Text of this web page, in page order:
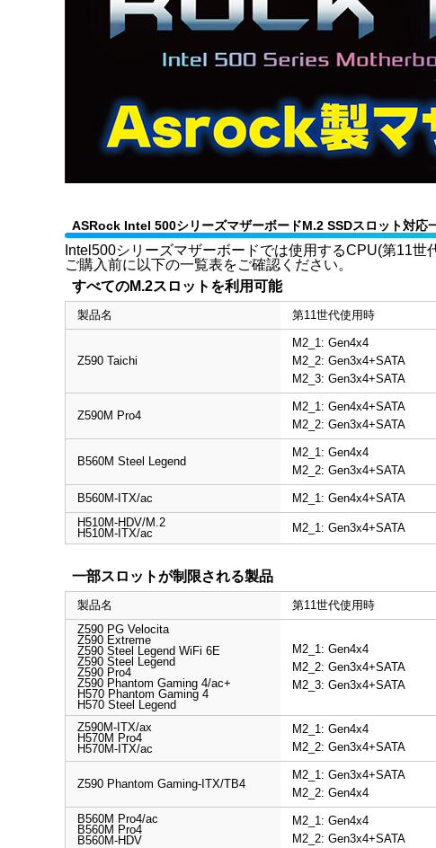
ASRock Intel 500シリーズマザーボードM.2 SSDスロット対応
Intel500シリーズマザーボードでは使用するCPU(第11
ご購入前に以下の一覧表をご確認ください。
すべてのM.2スロットを利用可能
製品名 第11世代使用時
Z590 Taichi
M2_1: Gen4x4
M2_2: Gen3x4+SATA
M2_3: Gen3x4+SATA
Z590M Pro4
M2_1: Gen4x4+SATA
M2_2: Gen3x4+SATA
B560M Steel Legend
M2_1: Gen4x4
M2_2: Gen3x4+SATA
B560M-ITX/ac M2_1: Gen4x4+SATA
H510M-HDV/M.2
H510M-ITX/ac
M2_1: Gen3x4+SATA
一部スロットが制限される製品
製品名 第11世代使用時
Z590 PG Velocita
Z590 Extreme
Z590 Steel Legend WiFi 6E
Z590 Steel Legend
Z590 Pro4
Z590 Phantom Gaming 4/ac+
H570 Phantom Gaming 4
H570 Steel Legend
M2_1: Gen4x4
M2_2: Gen3x4+SATA
M2_3: Gen3x4+SATA
Z590M-ITX/ax
H570M Pro4
H570M-ITX/ac
M2_1: Gen4x4
M2_2: Gen3x4+SATA
Z590 Phantom Gaming-ITX/TB4
M2_1: Gen3x4+SATA
M2_2: Gen4x4
B560M Pro4/ac
B560M Pro4
B560M-HDV
M2_1: Gen4x4
M2_2: Gen3x4+SATA